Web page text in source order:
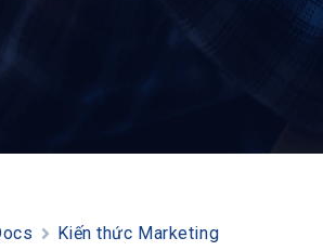
Kiến thức Marketing